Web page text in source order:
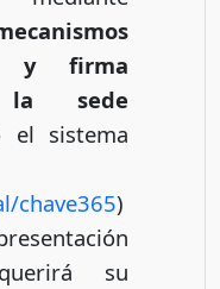
y firma
la sede
el sistema
chave365)
su